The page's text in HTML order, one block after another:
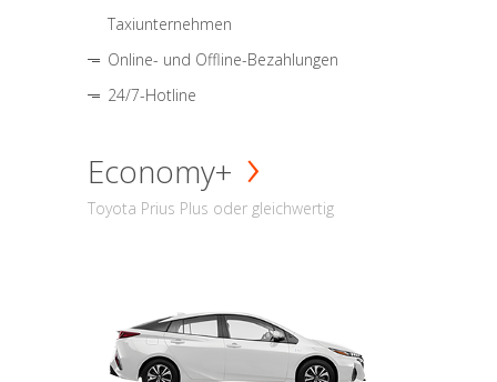
Taxiunternehmen
Online- und Offline-Bezahlungen
24/7-Hotline
Economy+
Toyota Prius Plus oder gleichwertig